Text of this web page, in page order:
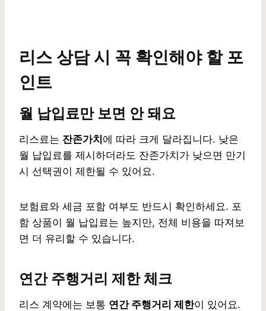
리스 상담 시 꼭 확인해야 할 포
인트
월 납입료만 보면 안 돼요
리스료는 잔존가치에 따라 크게 달라집니다. 낮은
월 납입료를 제시하더라도 잔존가치가 낮으면 만기
시 선택권이 제한될 수 있어요.
보험료와 세금 포함 여부도 반드시 확인하세요. 포
함 상품이 월 납입료는 높지만, 전체 비용을 따져보
면 더 유리할 수 있습니다.
연간 주행거리 제한 체크
리스 계약에는 보통 연간 주행거리 제한이 있어요.